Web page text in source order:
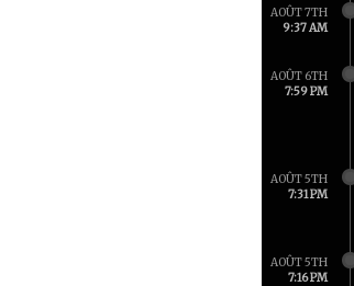
AOÛT 7TH
9:37 AM
AOÛT 6TH
7:59 PM
AOÛT 5TH
7:31 PM
AOÛT 5TH
7:16 PM